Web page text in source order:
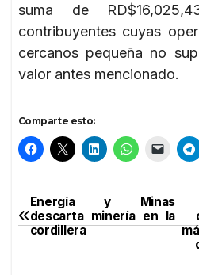
suma de
contribuyentes cuyas
cercanos pequeña no
valor antes mencionado.
Comparte esto:
Navegación
de
Energía y Minas
descarta minería en la
cordillera